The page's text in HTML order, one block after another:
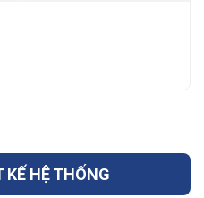
HỆ THỐNG